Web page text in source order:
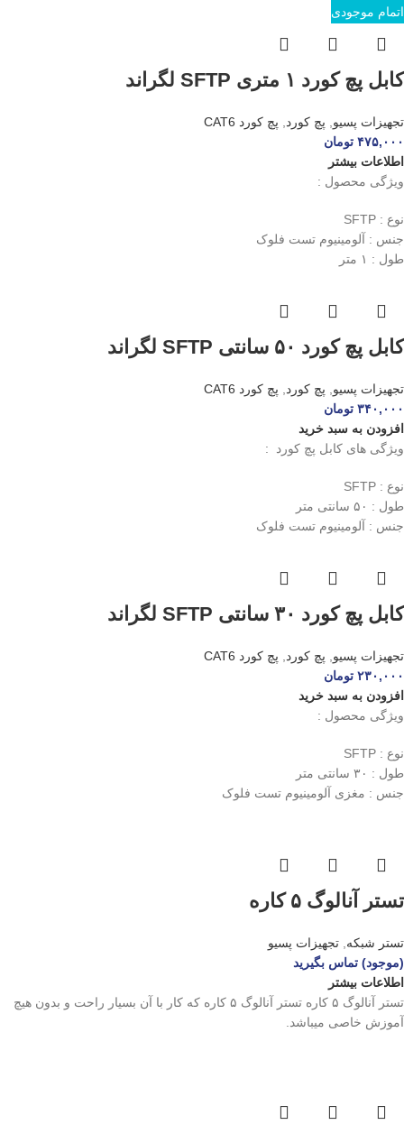
اتمام موجودی
کابل پچ کورد ۱ متری SFTP لگراند
تجهیزات پسیو پچ کورد
پچ کورد CAT6
۴۷۵,۰۰۰ تومان
اطلاعات بیشتر
ویژگی محصول :
نوع : SFTP
جنس : آلومینیوم تست فلوک
طول : ۱ متر
کابل پچ کورد ۵۰ سانتی SFTP لگراند
تجهیزات پسیو پچ کورد
پچ کورد CAT6
۳۴۰,۰۰۰ تومان
افزودن به سبد خرید
ویژگی های کابل پچ کورد :
نوع : SFTP
طول : ۵۰ سانتی متر
جنس : آلومینیوم تست فلوک
کابل پچ کورد ۳۰ سانتی SFTP لگراند
تجهیزات پسیو پچ کورد
پچ کورد CAT6
۲۳۰,۰۰۰ تومان
افزودن به سبد خرید
ویژگی محصول :
نوع : SFTP
طول : ۳۰ سانتی متر
جنس : مغزی آلومینیوم تست فلوک
تستر آنالوگ ۵ کاره
تستر شبکه تجهیزات پسیو
(موجود) تماس بگیرید
اطلاعات بیشتر
تستر آنالوگ ۵ کاره تستر آنالوگ ۵ کاره که کار با آن بسیار راحت و بدون هیچ
آموزش خاصی میباشد.